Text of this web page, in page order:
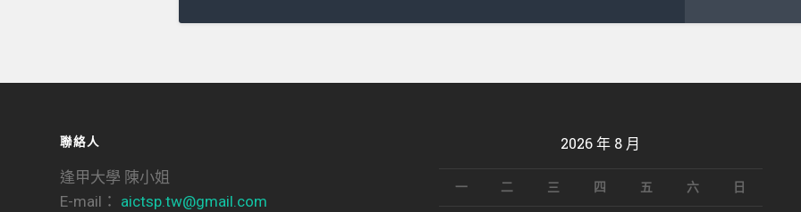
覽
聯絡人
逢甲大學 陳小姐
E-mail： aictsp.tw@gmail.com
2026 年 8 月
一 二 三 四 五 六 日